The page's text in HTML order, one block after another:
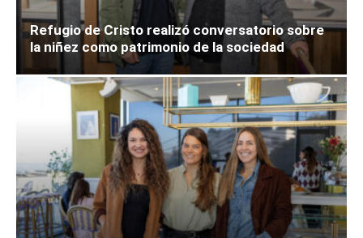
Refugio de Cristo realizó conversatorio sobre
la niñez como patrimonio de la sociedad